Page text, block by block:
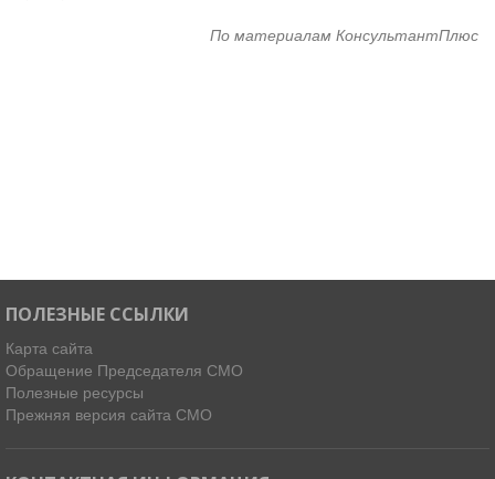
По материалам КонсультантПлюс
ПОЛЕЗНЫЕ ССЫЛКИ
Карта сайта
Обращение Председателя СМО
Полезные ресурсы
Прежняя версия сайта СМО